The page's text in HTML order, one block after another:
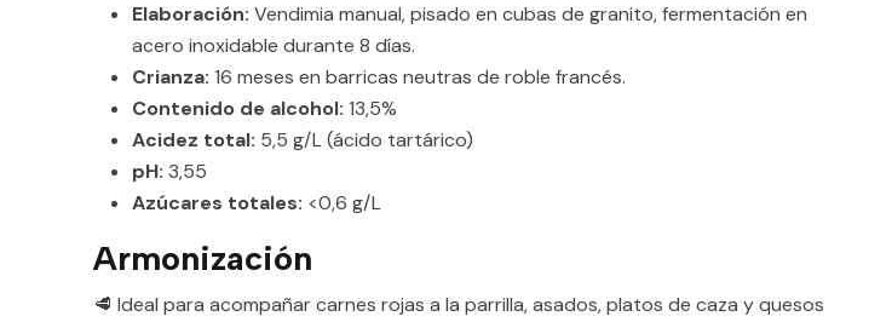
Elaboración: Vendimia manual, pisado en cubas de granito, fermentación en
acero inoxidable durante 8 días.
Crianza: 16 meses en barricas neutras de roble francés.
Contenido de alcohol: 13,5%
Acidez total: 5,5 g/L (ácido tartárico)
pH: 3,55
Azúcares totales: <0,6 g/L
Armonización
🥩 Ideal para acompañar carnes rojas a la parrilla, asados, platos de caza y quesos